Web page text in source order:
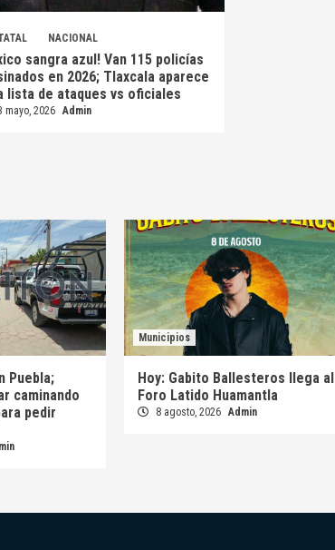
NACIONAL
sangra azul! Van 115 policías
en 2026; Tlaxcala aparece
lista de ataques vs oficiales
mayo, 2026 Admin
Puebla;
caminando
pedir
Municipios
Hoy: Gabito Ballesteros llega al
Foro Latido Huamantla
8 agosto, 2026 Admin